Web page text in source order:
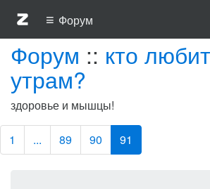
≡ Форум
Форум :: кто
утрам?
здоровье и мышцы!
1 ... 89 90 91